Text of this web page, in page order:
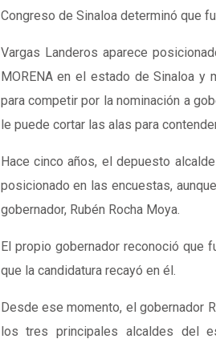
Congreso de Sinaloa determinó que
Vargas Landeros aparece
MORENA en el estado de Sinaloa y
para competir por la nominación a
le puede cortar las alas para
Hace cinco años, el depuesto
posicionado en las encuestas,
gobernador, Rubén Rocha Moya.
El propio gobernador reconoció que
que la candidatura recayó en él.
Desde ese momento, el gobernador
los tres principales alcaldes del